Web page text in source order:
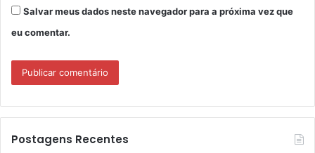
Salvar meus dados neste navegador para a próxima vez que
eu comentar.
Postagens Recentes